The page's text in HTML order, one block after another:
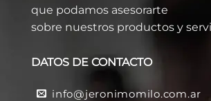
que podamos asesorarte
sobre nuestros productos y
DATOS DE CONTACTO
info@jeronimomilo.com.ar